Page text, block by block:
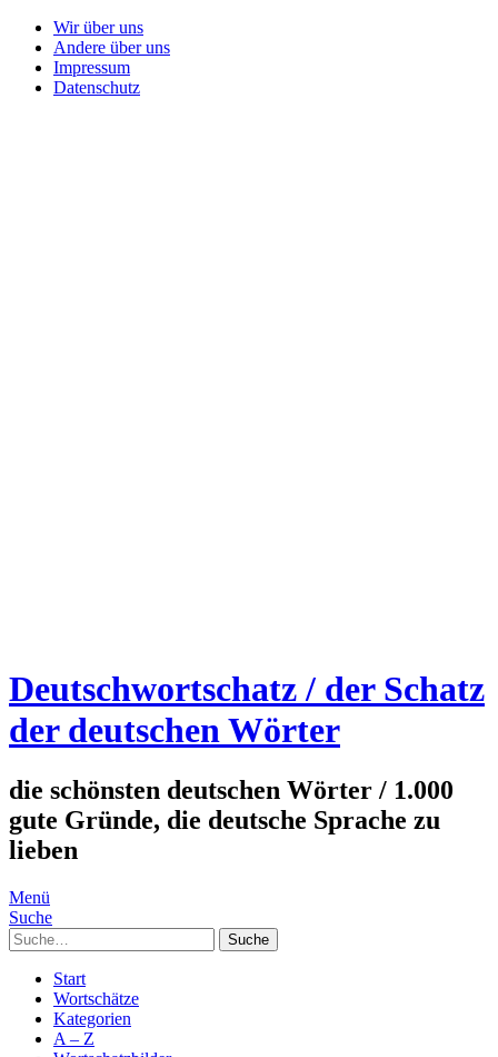
Wir über uns
Andere über uns
Impressum
Datenschutz
Deutschwortschatz / der Schatz
der deutschen Wörter
die schönsten deutschen Wörter / 1.000
gute Gründe, die deutsche Sprache zu
lieben
Menü
Suche
Suche
Start
Wortschätze
Kategorien
A – Z